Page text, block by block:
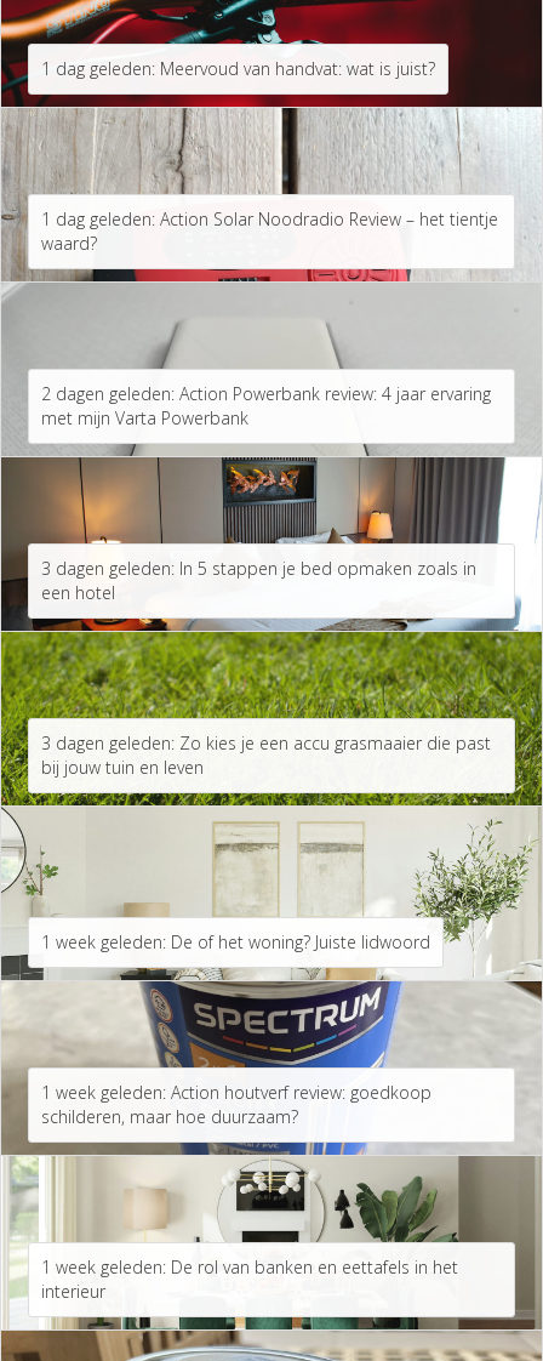
1 dag geleden: Meervoud van handvat: wat is juist?
1 dag geleden: Action Solar Noodradio Review – het tientje
waard?
2 dagen geleden: Action Powerbank review: 4 jaar ervaring
met mijn Varta Powerbank
3 dagen geleden: In 5 stappen je bed opmaken zoals in
een hotel
3 dagen geleden: Zo kies je een accu grasmaaier die past
bij jouw tuin en leven
1 week geleden: De of het woning? Juiste lidwoord
1 week geleden: Action houtverf review: goedkoop
schilderen, maar hoe duurzaam?
1 week geleden: De rol van banken en eettafels in het
interieur